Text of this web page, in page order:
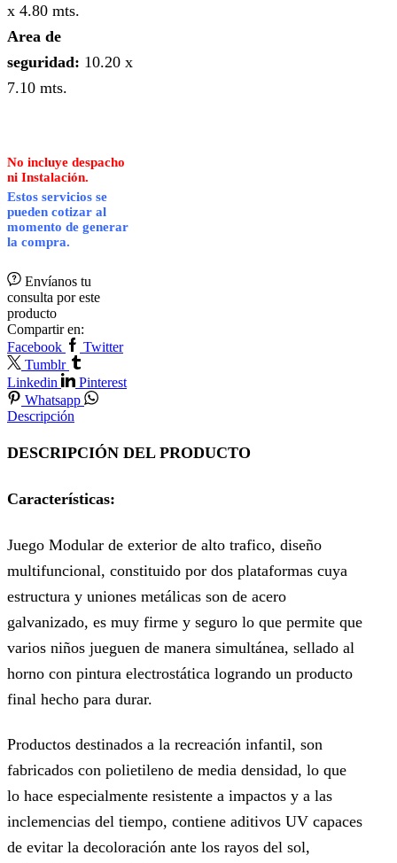
x 4.80 mts.
Area de
seguridad: 10.20 x
7.10 mts.
No incluye despacho
ni Instalación.
Estos servicios se
pueden cotizar al
momento de generar
la compra.
Envíanos tu
consulta por este
producto
Compartir en:
Facebook
Twitter
Tumblr
Linkedin
Pinterest
Whatsapp
Descripción
DESCRIPCIÓN DEL PRODUCTO
Características:
Juego Modular de exterior de alto trafico, diseño
multifuncional, constituido por dos plataformas cuya
estructura y uniones metálicas son de acero
galvanizado, es muy firme y seguro lo que permite que
varios niños jueguen de manera simultánea, sellado al
horno con pintura electrostática logrando un producto
final hecho para durar.
Productos destinados a la recreación infantil, son
fabricados con polietileno de media densidad, lo que
lo hace especialmente resistente a impactos y a las
inclemencias del tiempo, contiene aditivos UV capaces
de evitar la decoloración ante los rayos del sol,